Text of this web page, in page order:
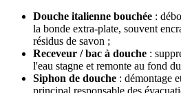
Douche italienne bouchée :
la bonde extra-plate, souvent
résidus de savon ;
Receveur / bac à douche :
l'eau stagne et remonte au fond
Siphon de douche : démontage